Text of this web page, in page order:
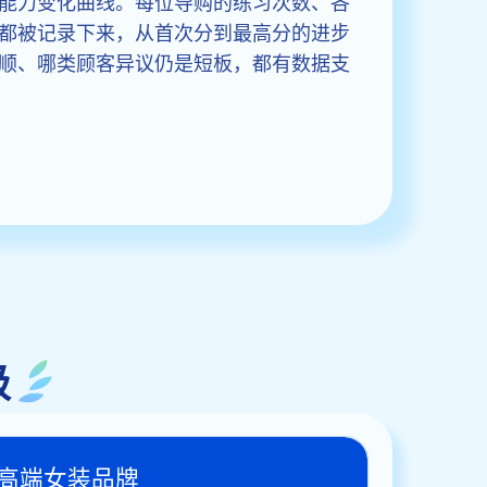
被记录下来，从首次分到最高分的进步
、哪类顾客异议仍是短板，都有数据支
端女装品牌